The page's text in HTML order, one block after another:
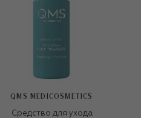
QMS MEDICOSMETICS
Средство для ухода